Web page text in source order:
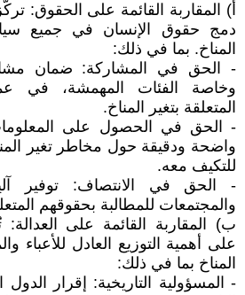
‌أ) المقاربة القائمة على الحقوق:
دمج حقوق الإنسان في جميع
المناخ. بما في ذلك:
- الحق في المشاركة: ضمان
وخاصة الفئات المهمشة، في
المتعلقة بتغير المناخ.
- الحق في الحصول على
واضحة ودقيقة حول مخاطر تغير
للتكيف معه.
- الحق في الانتصاف: توفير
والمجتمعات للمطالبة بحقوقهم
‌ب) المقاربة القائمة على
على أهمية التوزيع العادل للأعباء
المناخ بما في ذلك:
- المسؤولية التاريخية: إقرار الدول